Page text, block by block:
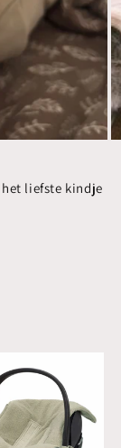
liefste kindje